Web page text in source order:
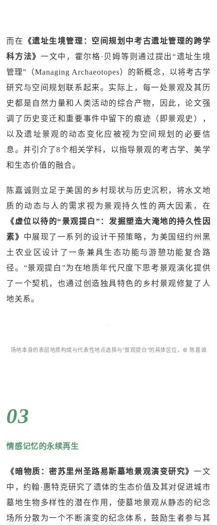
而在
《遗址生境管理：空间规划中考古遗址管理的跨学
科方法》一文中，霍尔格·贝姆等则通过提出“遗址生境
管理”（Managing Archaeotopes）的新概念，以将考古学
研究与空间规划联系起来。实际上，每一处景观及其历
史都是自然力量和人类活动的综合产物，因此，论文强
调了历史变迁和重要事件中留下的痕迹（即景观史），
以及遗址景观的动态变化应被视为空间规划的必要信
息。并引介了8个相关学科，以指导景观的考古学、美学
和生态价值的融合。
陈嘉诚则立足于美国的乡村现状与历史沉积，将水文地
质的动态与人的需求视为景观持久性的两大因素，在
《虚位以待的“景观提白”：发掘塑造大淹地的持久性因
素》 中展现了一系列的设计干预策略，为美国纽约州黑
土农业区设计了一条兼具生态功能与游憩功能复合路
径。“景观提白”为在地质年代尺度下思考景观演化提供
了一个契机，也通过创造独具特色的乡村景观修复了人
地关系。
场地本身的表层地质构成与代表性地点选择与“景观提白”的具体区位。© 陈嘉诚
03
情感记忆的永续再生
《暗物质：密苏里州圣路易斯墓地景观演变研究》 一文
中，约翰·惠特克研究了遗体的生态价值及其对促进城市
墓地生物多样性的潜在作用，使墓地景观从静态的纪念
场所分散为一个不断演变的纪念体系，鼓励生者参与其